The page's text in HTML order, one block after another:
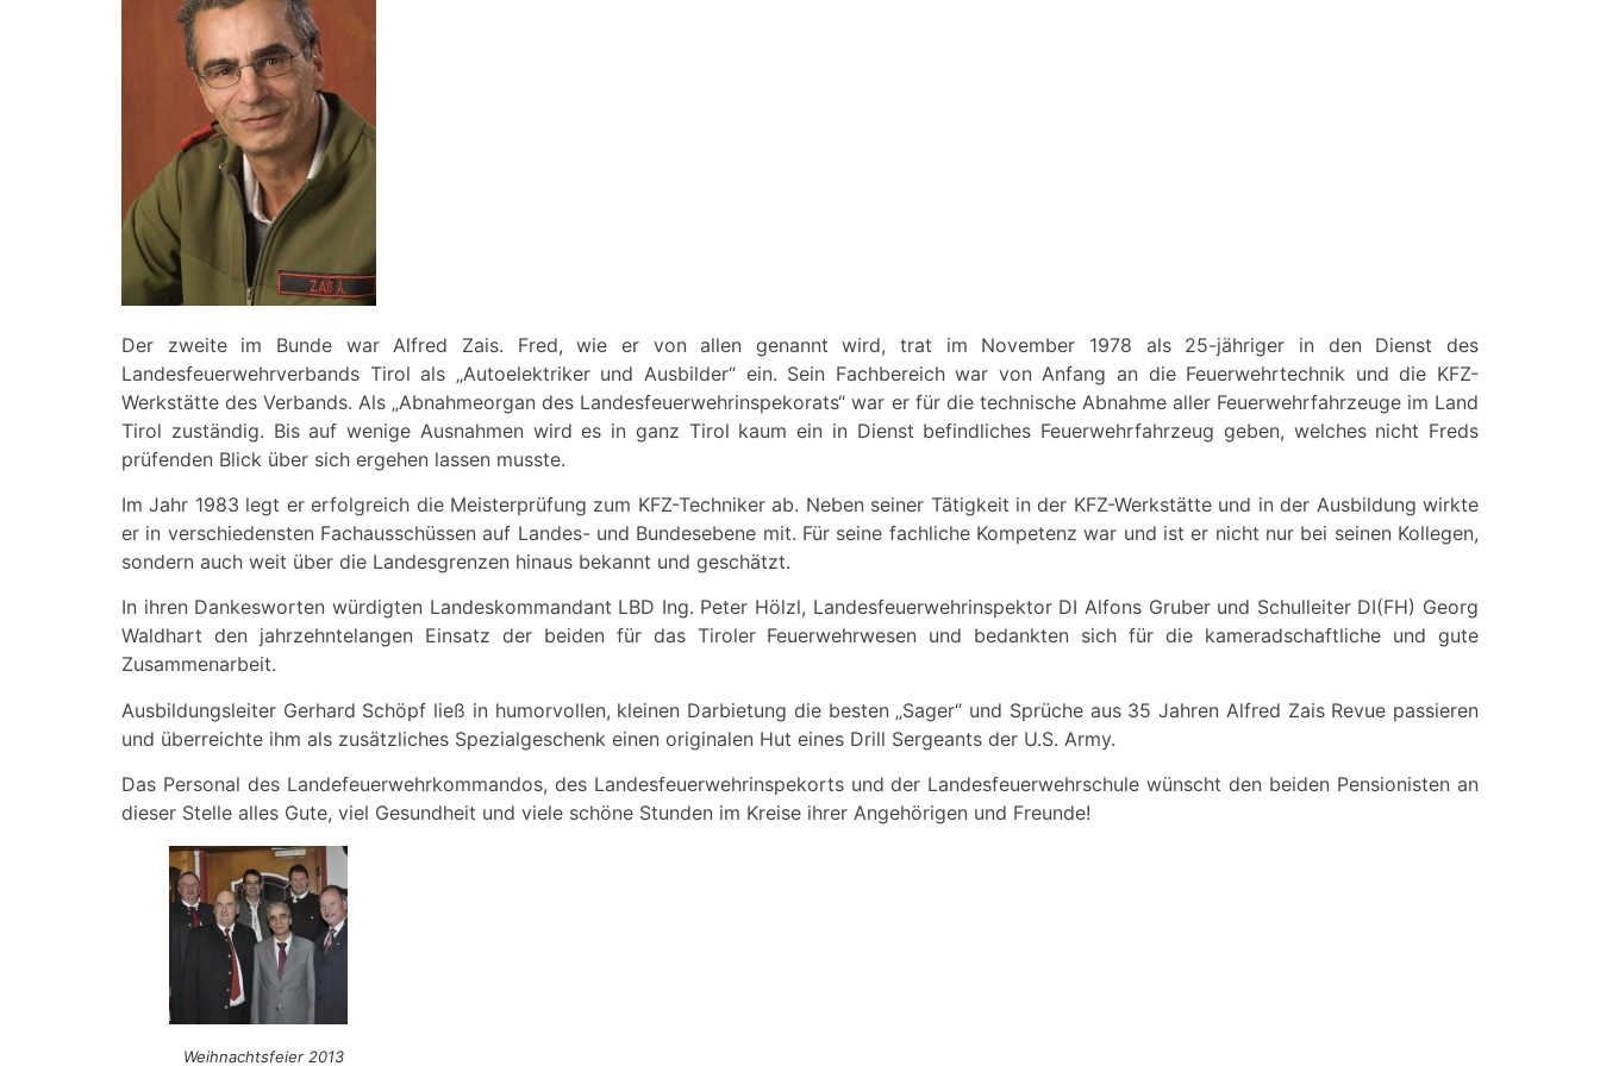
Der zweite im Bunde war Alfred Zais. Fred, wie er von allen genannt wird, trat im November 1978 als 25-jähriger in den Dienst des
Landesfeuerwehrverbands Tirol als „Autoelektriker und Ausbilder“ ein. Sein Fachbereich war von Anfang an die Feuerwehrtechnik und die KFZ-
Werkstätte des Verbands. Als „Abnahmeorgan des Landesfeuerwehrinspekorats“ war er für die technische Abnahme aller Feuerwehrfahrzeuge im Land
Tirol zuständig. Bis auf wenige Ausnahmen wird es in ganz Tirol kaum ein in Dienst befindliches Feuerwehrfahrzeug geben, welches nicht Freds
prüfenden Blick über sich ergehen lassen musste.
Im Jahr 1983 legt er erfolgreich die Meisterprüfung zum KFZ-Techniker ab. Neben seiner Tätigkeit in der KFZ-Werkstätte und in der Ausbildung wirkte
er in verschiedensten Fachausschüssen auf Landes- und Bundesebene mit. Für seine fachliche Kompetenz war und ist er nicht nur bei seinen Kollegen,
sondern auch weit über die Landesgrenzen hinaus bekannt und geschätzt.
In ihren Dankesworten würdigten Landeskommandant LBD Ing. Peter Hölzl, Landesfeuerwehrinspektor DI Alfons Gruber und Schulleiter DI(FH) Georg
Waldhart den jahrzehntelangen Einsatz der beiden für das Tiroler Feuerwehrwesen und bedankten sich für die kameradschaftliche und gute
Zusammenarbeit.
Ausbildungsleiter Gerhard Schöpf ließ in humorvollen, kleinen Darbietung die besten „Sager“ und Sprüche aus 35 Jahren Alfred Zais Revue passieren
und überreichte ihm als zusätzliches Spezialgeschenk einen originalen Hut eines Drill Sergeants der U.S. Army.
Das Personal des Landefeuerwehrkommandos, des Landesfeuerwehrinspekorts und der Landesfeuerwehrschule wünscht den beiden Pensionisten an
dieser Stelle alles Gute, viel Gesundheit und viele schöne Stunden im Kreise ihrer Angehörigen und Freunde!
Weihnachtsfeier 2013